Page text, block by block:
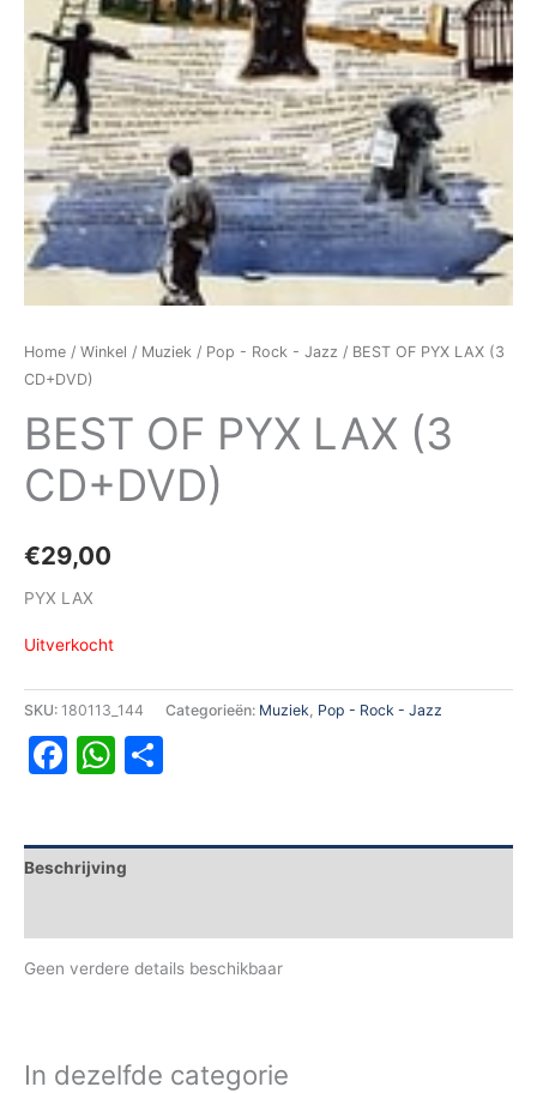
Home / Winkel / Muziek / Pop - Rock - Jazz / BEST OF PYX LAX (3
CD+DVD)
BEST OF PYX LAX (3
CD+DVD)
€29,00
PYX LAX
Uitverkocht
SKU: 180113_144 Categorieën: Muziek Pop - Rock - Jazz
Facebook
WhatsApp
Beschrijving
Geen verdere details beschikbaar
In dezelfde categorie